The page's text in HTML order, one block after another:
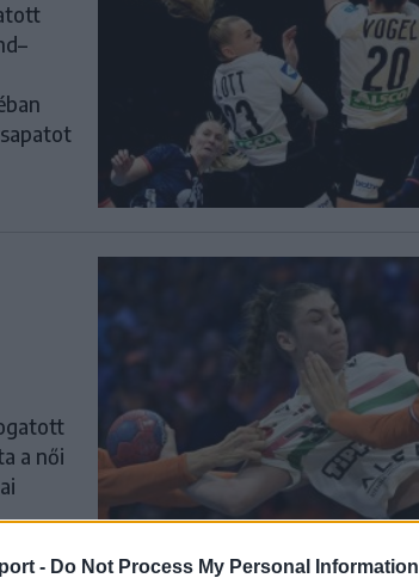
- Do Not Process My Personal Information
a női